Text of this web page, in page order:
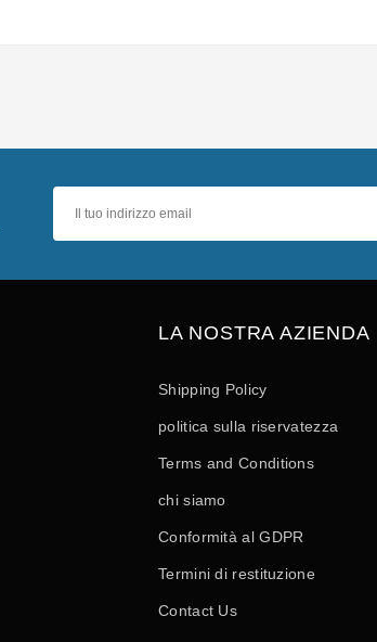
LA NOSTRA AZIENDA
Shipping Policy
politica sulla riservatezza
Terms and Conditions
chi siamo
Conformità al GDPR
Termini di restituzione
Contact Us